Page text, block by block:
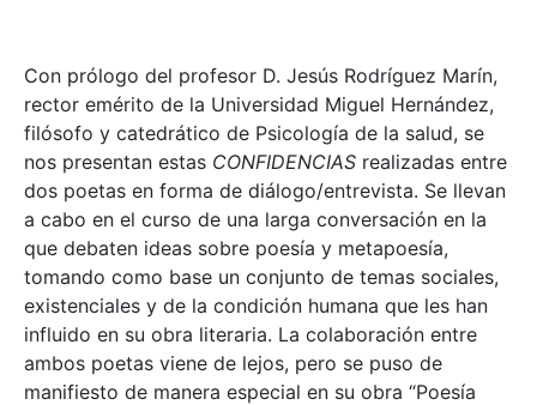
Con prólogo del profesor D. Jesús Rodríguez Marín,
rector emérito de la Universidad Miguel Hernández,
filósofo y catedrático de Psicología de la salud, se
nos presentan estas CONFIDENCIAS realizadas entre
dos poetas en forma de diálogo/entrevista. Se llevan
a cabo en el curso de una larga conversación en la
que debaten ideas sobre poesía y metapoesía,
tomando como base un conjunto de temas sociales,
existenciales y de la condición humana que les han
influido en su obra literaria. La colaboración entre
ambos poetas viene de lejos, pero se puso de
manifiesto de manera especial en su obra “Poesía